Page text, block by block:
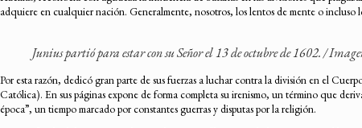
adquiere en cualquier nación. Generalmente, nosotros, los lentos de mente o incluso
Junius partió para estar con su Señor el 13 de octubre de 1602. /
Por esta razón, dedicó gran parte de sus fuerzas a luchar contra la división en el
Católica). En sus páginas expone de forma completa su irenismo, un término que
época”, un tiempo marcado por constantes guerras y disputas por la religión.